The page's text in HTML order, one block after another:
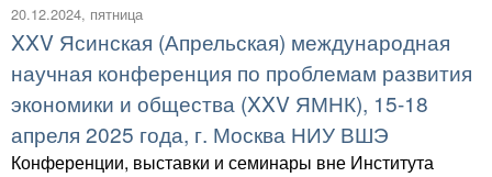
20.12.2024, пятница
XXV Ясинская (Апрельская) международная
научная конференция по проблемам развития
экономики и общества (XXV ЯМНК), 15-18
апреля 2025 года, г. Москва НИУ ВШЭ
Конференции, выставки и семинары вне Института